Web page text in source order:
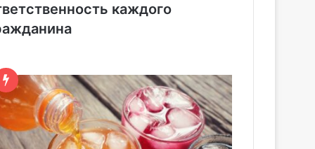
каждого